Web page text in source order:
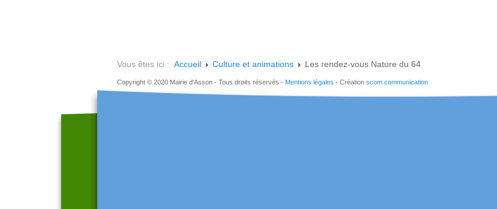
Vous êtes ici : Accueil Culture et animations Les rendez-vous Nature du 64
Copyright © 2020 Mairie d'Asson - Tous droits réservés - Mentions légales - Création scom communication